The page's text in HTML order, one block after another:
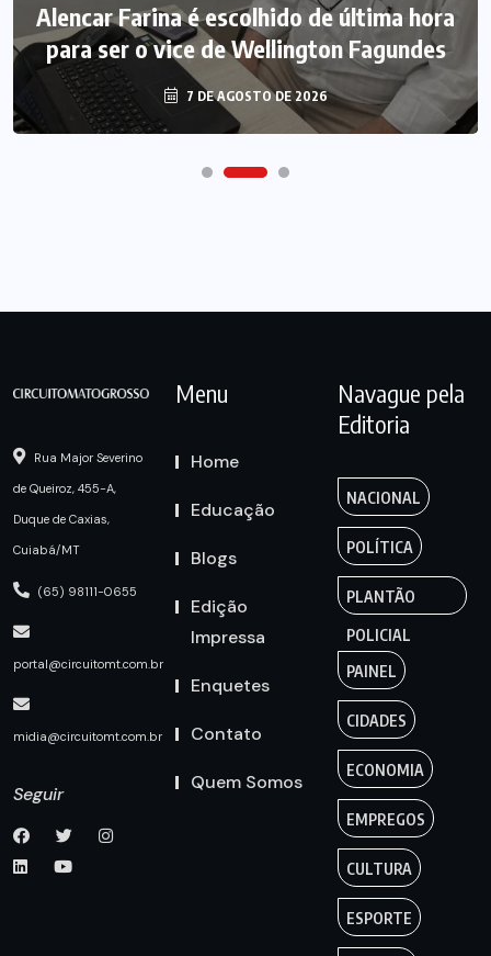
Alencar Farina é escolhido de última hora
para ser o vice de Wellington Fagundes
7 DE AGOSTO DE 2026
Rua Major Severino
de Queiroz, 455-A,
Duque de Caxias,
Cuiabá/MT
(65) 98111-0655
portal@circuitomt.com.br
midia@circuitomt.com.br
Seguir
Menu
Home
Educação
Blogs
Edição
Impressa
Enquetes
Contato
Quem Somos
Navague pela
Editoria
NACIONAL
POLÍTICA
PLANTÃO
POLICIAL
PAINEL
CIDADES
ECONOMIA
EMPREGOS
CULTURA
ESPORTE